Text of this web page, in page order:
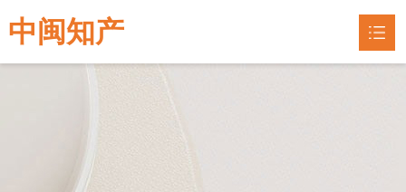
中闽知产